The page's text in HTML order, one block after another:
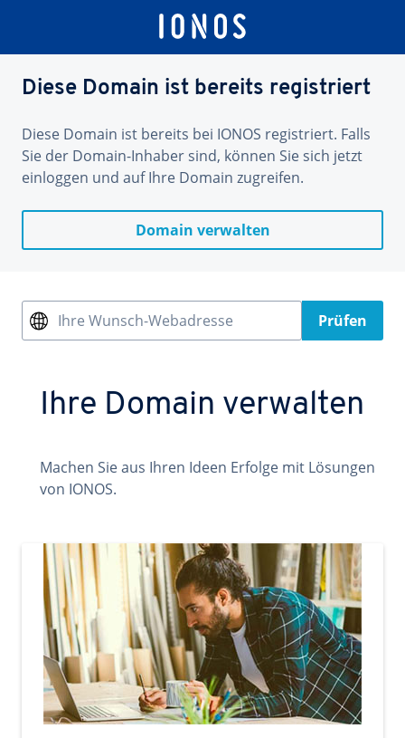
Diese Domain ist bereits registriert
Diese Domain ist bereits bei IONOS registriert. Falls
Sie der Domain-Inhaber sind, können Sie sich jetzt
einloggen und auf Ihre Domain zugreifen.
Domain verwalten
Ihre Wunsch-Webadresse Prüfen
Ihre Domain verwalten
Machen Sie aus Ihren Ideen Erfolge mit Lösungen
von IONOS.